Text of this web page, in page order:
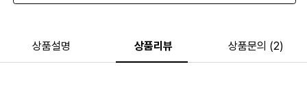
상품설명 상품리뷰 상품문의 (2)